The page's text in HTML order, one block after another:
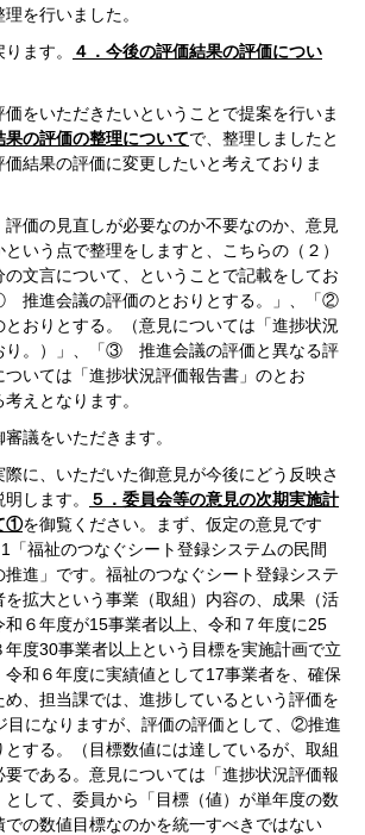
を行いました。
ます。
４．今後の評価結果の評価につい
をいただきたいということで提案を行いま
果の評価の整理についてで、整理しましたと
結果の評価に変更したいと考えておりま
価の見直しが必要なのか不要なのか、意見
いう点で整理をしますと、こちらの（２）
文言について、ということで記載をしてお
推進会議の評価のとおりとする。」、「②
おりとする。（意見については「進捗状況
り。）」、「③ 推進会議の評価と異なる評
いては「進捗状況評価報告書」のとお
えとなります。
議をいただきます。
際に、いただいた御意見が今後にどう反映さ
します。
５．委員会等の意見の次期実施計
①を御覧ください。まず、仮定の意見です
「福祉のつなぐシート登録システムの民間
進」です。福祉のつなぐシート登録システ
を拡大という事業（取組）内容の、成果（活
６年度が15事業者以上、令和７年度に25
度30事業者以上という目標を実施計画で立
和６年度に実績値として17事業者を、確保
め、担当課では、進捗しているという評価を
目になりますが、評価の評価として、②推進
する。（目標数値には達しているが、取組
要である。意見については「進捗状況評価報
して、委員から「目標（値）が単年度の数
の数値目標なのかを統一すべきではない